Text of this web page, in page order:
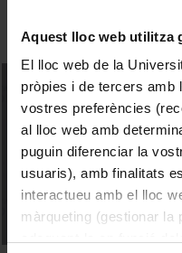
Aquest lloc web utilitza
El lloc web de la
pròpies i de tercers amb
vostres preferències
al lloc web amb
puguin diferenciar la
usuaris), amb finalitats
interactueu amb el lloc
màrqueting (gestionar la